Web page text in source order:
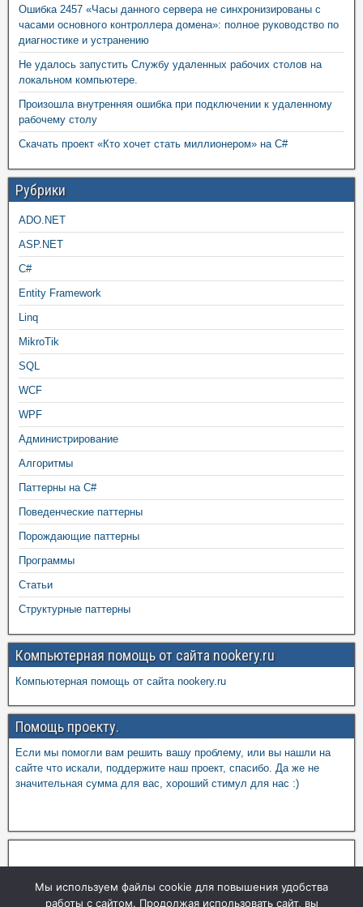
Ошибка 2457 «Часы данного сервера не синхронизированы с
часами основного контроллера домена»: полное руководство по
диагностике и устранению
Не удалось запустить Службу удаленных рабочих столов на
локальном компьютере.
Произошла внутренняя ошибка при подключении к удаленному
рабочему столу
Скачать проект «Кто хочет стать миллионером» на C#
Рубрики
ADO.NET
ASP.NET
C#
Entity Framework
Linq
MikroTik
SQL
WCF
WPF
Администрирование
Алгоритмы
Паттерны на C#
Поведенческие паттерны
Порождающие паттерны
Программы
Статьи
Структурные паттерны
Компьютерная помощь от сайта nookery.ru
Компьютерная помощь от сайта nookery.ru
Помощь проекту.
Если мы помогли вам решить вашу проблему, или вы нашли на
сайте что искали, поддержите наш проект, спасибо. Да же не
значительная сумма для вас, хороший стимул для нас :)
Мы используем файлы cookie для повышения удобства
работы с сайтом. Продолжая использовать сайт, вы